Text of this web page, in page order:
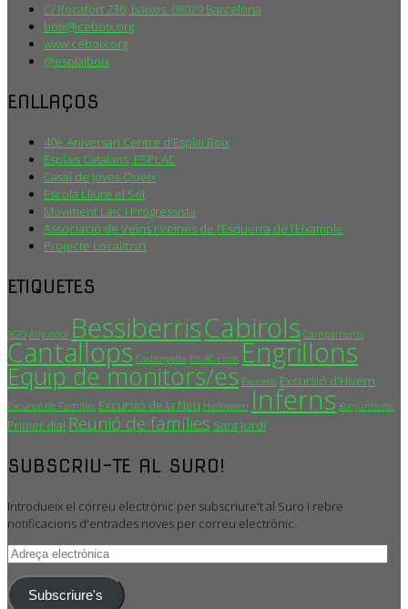
C/ Rocafort 236, baixos. 08029 Barcelona
boix@ceboix.org
www.ceboix.org
@esplaiboix
ENLLAÇOS
40è Aniversari Centre d'Esplai Boix
Esplais Catalans, ESPLAC
Casal de Joves Queix
Escola Lliure el Sol
Moviment Laic i Progressista
Associació de Veïns i Veïnes de l’Esquerra de l’Eixample
Projecte Localitza’t
ETIQUETES
AGO Any nou! BessiberrisCabirols Campaments
Cantallops Castanyada Els 40 cims Engrillons
Equip de monitors/es Excursió Excursió d'Hivern
Excursió de Famílies Excursió de la Neu Halloween Inferns Konjuntivitis
Primer dia! Reunió de famílies Sant Jordi
SUBSCRIU-TE AL SURO!
Introdueix el correu electrònic per subscriure't al Suro i rebre
notificacions d'entrades noves per correu electrònic.
Adreça
Subscriure's